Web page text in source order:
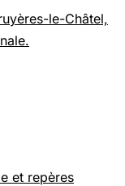
le-Châtel,
et repères